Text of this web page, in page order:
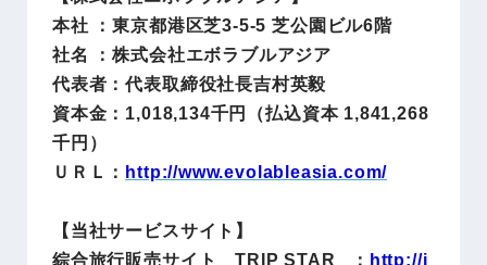
本社 ：東京都港区芝3-5-5 芝公園ビル6階
社名 ：株式会社エボラブルアジア
代表者：代表取締役社長吉村英毅
資本金：1,018,134千円（払込資本 1,841,268
千円）
ＵＲＬ： http://www.evolableasia.com/
【当社サービスサイト】
綜合旅行販売サイト TRIP STAR ： http://j